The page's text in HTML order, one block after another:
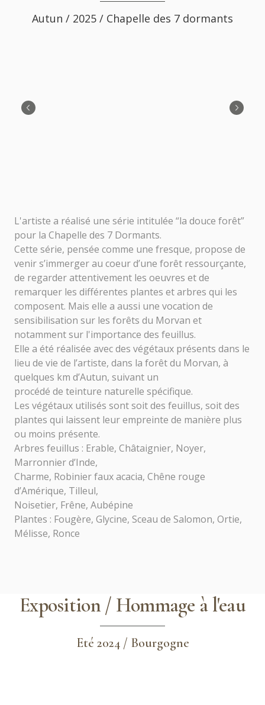
Autun / 2025 / Chapelle des 7 dormants
L'artiste a réalisé une série intitulée “la douce forêt”
pour la Chapelle des 7 Dormants.
Cette série, pensée comme une fresque, propose de
venir s’immerger au coeur d’une forêt ressourçante,
de regarder attentivement les oeuvres et de
remarquer les différentes plantes et arbres qui les
composent. Mais elle a aussi une vocation de
sensibilisation sur les forêts du Morvan et
notamment sur l'importance des feuillus.
Elle a été réalisée avec des végétaux présents dans le
lieu de vie de l’artiste, dans la forêt du Morvan, à
quelques km d’Autun, suivant un
procédé de teinture naturelle spécifique.
Les végétaux utilisés sont soit des feuillus, soit des
plantes qui laissent leur empreinte de manière plus
ou moins présente.
Arbres feuillus : Erable, Châtaignier, Noyer,
Marronnier d’Inde,
Charme, Robinier faux acacia, Chêne rouge
d’Amérique, Tilleul,
Noisetier, Frêne, Aubépine
Plantes : Fougère, Glycine, Sceau de Salomon, Ortie,
Mélisse, Ronce
Exposition / Hommage à l'eau
Eté 2024 / Bourgogne